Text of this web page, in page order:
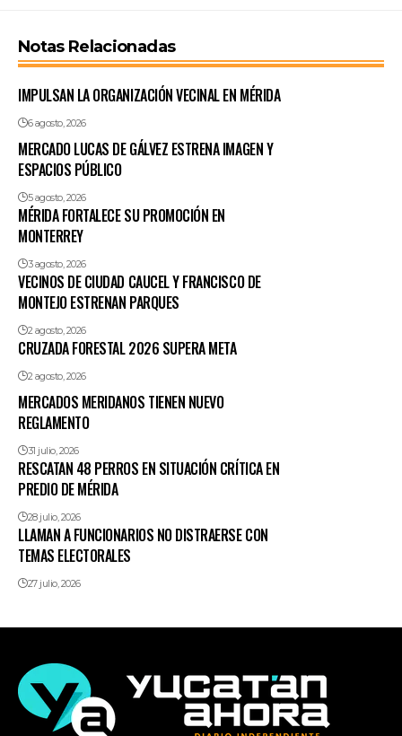
Notas Relacionadas
IMPULSAN LA ORGANIZACIÓN VECINAL EN MÉRIDA
6 agosto, 2026
MERCADO LUCAS DE GÁLVEZ ESTRENA IMAGEN Y
ESPACIOS PÚBLICO
5 agosto, 2026
MÉRIDA FORTALECE SU PROMOCIÓN EN
MONTERREY
3 agosto, 2026
VECINOS DE CIUDAD CAUCEL Y FRANCISCO DE
MONTEJO ESTRENAN PARQUES
2 agosto, 2026
CRUZADA FORESTAL 2026 SUPERA META
2 agosto, 2026
MERCADOS MERIDANOS TIENEN NUEVO
REGLAMENTO
31 julio, 2026
RESCATAN 48 PERROS EN SITUACIÓN CRÍTICA EN
PREDIO DE MÉRIDA
28 julio, 2026
LLAMAN A FUNCIONARIOS NO DISTRAERSE CON
TEMAS ELECTORALES
27 julio, 2026